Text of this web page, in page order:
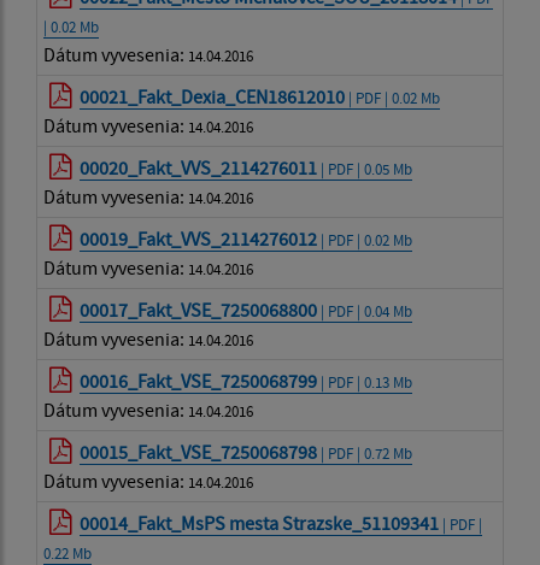
| 0.02 Mb
Dátum vyvesenia: 14.04.2016
00021_Fakt_Dexia_CEN18612010 | PDF | 0.02 Mb
Dátum vyvesenia: 14.04.2016
00020_Fakt_VVS_2114276011 | PDF | 0.05 Mb
Dátum vyvesenia: 14.04.2016
00019_Fakt_VVS_2114276012 | PDF | 0.02 Mb
Dátum vyvesenia: 14.04.2016
00017_Fakt_VSE_7250068800 | PDF | 0.04 Mb
Dátum vyvesenia: 14.04.2016
00016_Fakt_VSE_7250068799 | PDF | 0.13 Mb
Dátum vyvesenia: 14.04.2016
00015_Fakt_VSE_7250068798 | PDF | 0.72 Mb
Dátum vyvesenia: 14.04.2016
00014_Fakt_MsPS mesta Strazske_51109341 | PDF |
0.22 Mb